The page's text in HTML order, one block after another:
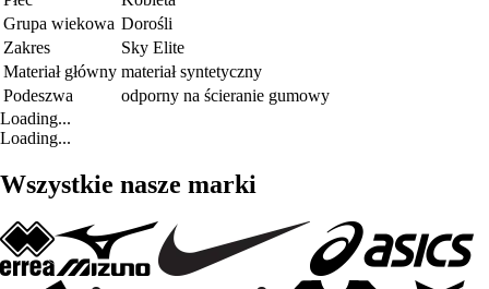
Grupa wiekowa Dorośli
Zakres
Sky Elite
Materiał główny materiał syntetyczny
Podeszwa
odporny na ścieranie gumowy
Loading...
Loading...
Wszystkie nasze marki